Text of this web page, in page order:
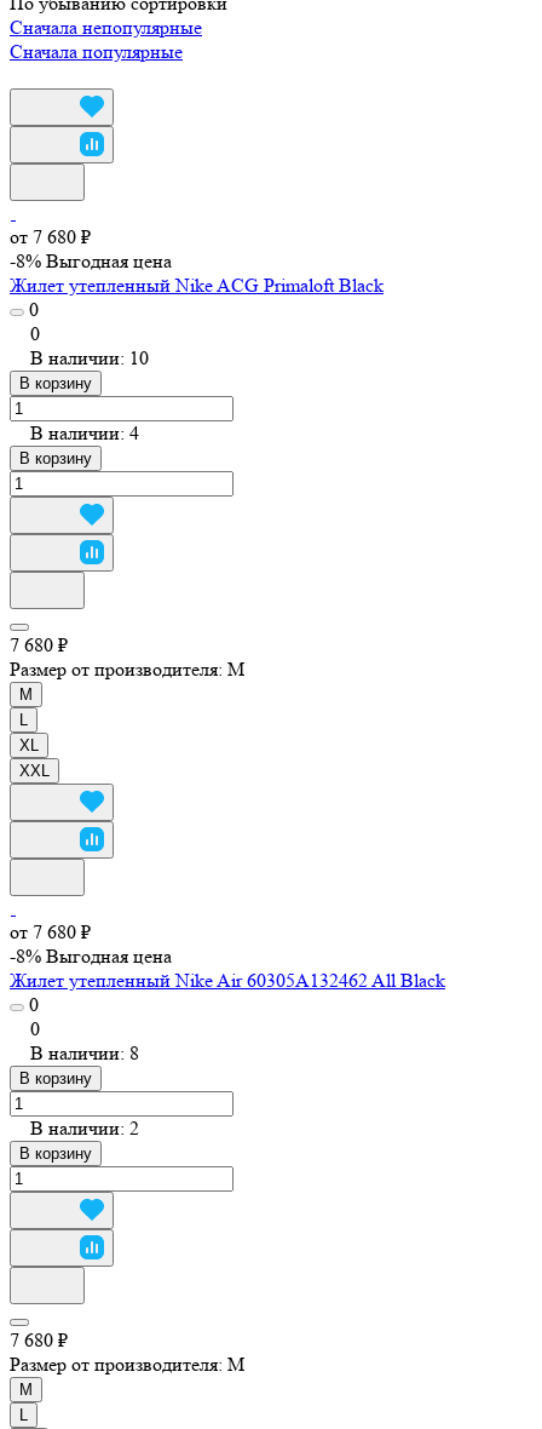
Сначала непопулярные
Сначала популярные
от 7 680 ₽
-8% Выгодная цена
Жилет утепленный Nike ACG Primaloft Black
0
0
В наличии: 10
В корзину
В наличии: 4
В корзину
7 680 ₽
Размер от производителя: M
M
XL
XXL
от 7 680 ₽
-8% Выгодная цена
Жилет утепленный Nike Air 60305A132462 All Black
0
0
В наличии: 8
В корзину
В наличии: 2
В корзину
7 680 ₽
Размер от производителя: M
M